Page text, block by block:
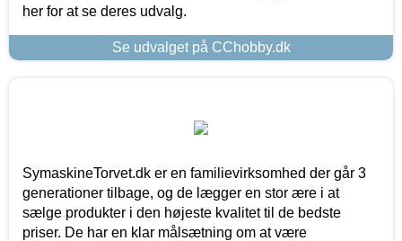
her for at se deres udvalg.
Se udvalget på CChobby.dk
SymaskineTorvet.dk er en familievirksomhed der går 3
generationer tilbage, og de lægger en stor ære i at
sælge produkter i den højeste kvalitet til de bedste
priser. De har en klar målsætning om at være